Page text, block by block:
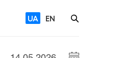
UA EN